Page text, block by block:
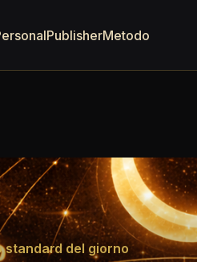
PublisherMetodo
standard del giorno